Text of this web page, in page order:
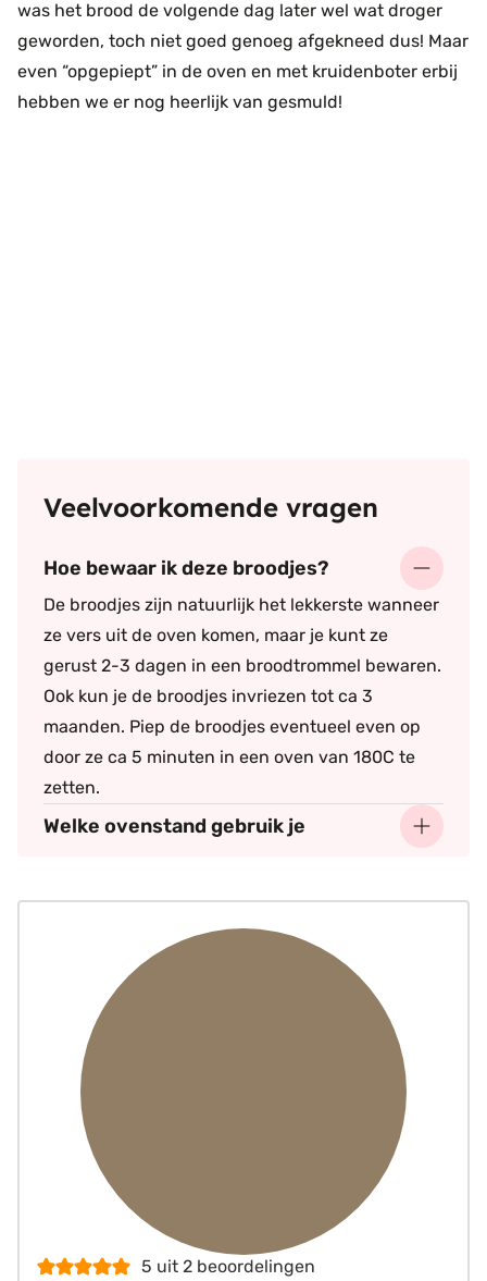
was het brood de volgende dag later wel wat droger
geworden, toch niet goed genoeg afgekneed dus! Maar
even “opgepiept” in de oven en met kruidenboter erbij
hebben we er nog heerlijk van gesmuld!
Veelvoorkomende vragen
Hoe bewaar ik deze broodjes?
De broodjes zijn natuurlijk het lekkerste wanneer
ze vers uit de oven komen, maar je kunt ze
gerust 2-3 dagen in een broodtrommel bewaren.
Ook kun je de broodjes invriezen tot ca 3
maanden. Piep de broodjes eventueel even op
door ze ca 5 minuten in een oven van 180C te
zetten.
Welke ovenstand gebruik je
5 uit 2beoordelingen